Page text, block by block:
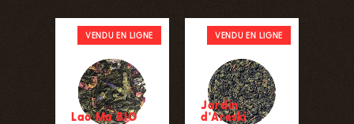
à partir du 1er septembre. A très vite !!!!
VENDU EN LIGNE
Lao Ma BIO
VENDU EN LIGNE
Jardin
d'Areski